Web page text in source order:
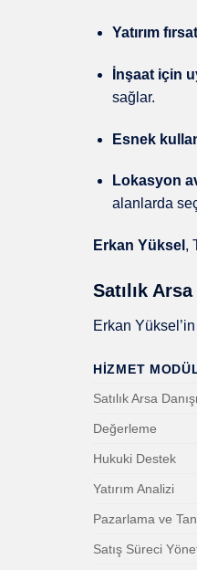
Yatırım
İnşaat için
sağlar.
Esnek
Lokasyon
alanlarda
Erkan Yüksel ,
Satılık
Erkan
HIZMET
Satılık Arsa
Değerleme
Hukuki Destek
Yatırım Analizi
Pazarlama ve
Satış Süreci